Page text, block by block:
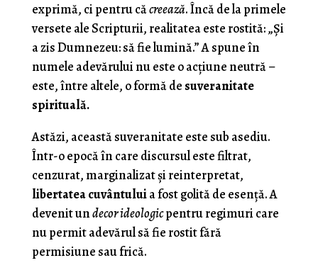
exprimă, ci pentru căcreează. Încă de la primele
versete ale Scripturii, realitatea este rostită: „Și
a zis Dumnezeu: să fie lumină.” A spune în
numele adevărului nu este o acțiune neutră –
este, între altele, o formă de suveranitate
spirituală.
Astăzi, această suveranitate este sub asediu.
Într-o epocă în care discursul este filtrat,
cenzurat, marginalizat și reinterpretat,
libertatea cuvântuluia fost golită de esență. A
devenit undecor ideologicpentru regimuri care
nu permit adevărul să fie rostit fără
permisiune sau frică.